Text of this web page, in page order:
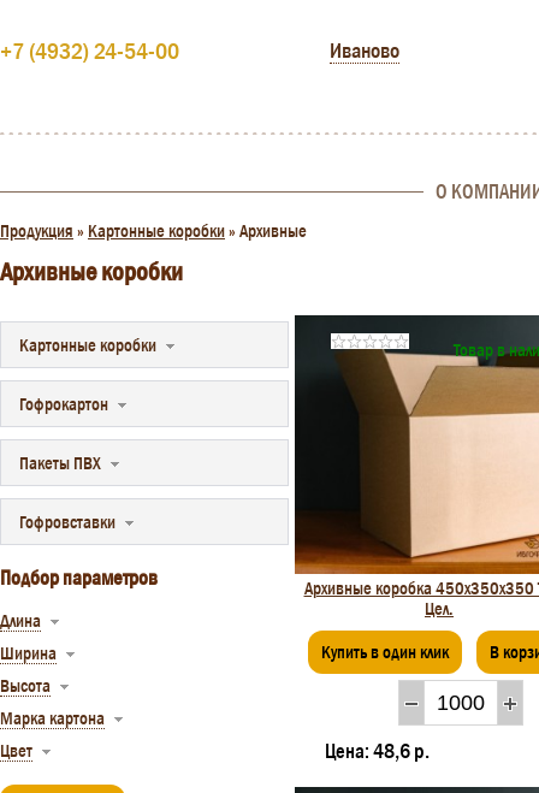
+7 (4932) 24-54-00 Иваново
О
Продукция » Картонные коробки» Архивные
Архивные коробки
Картонные коробки
Гофрокартон
Пакеты ПВХ
Гофровставки
Подбор параметров
Длина
Ширина
Высота
Марка картона
Цвет
Товар в
Архивные коробка 450х350х350
Цел.
Купить в один клик В
Цена: 48,6 р.